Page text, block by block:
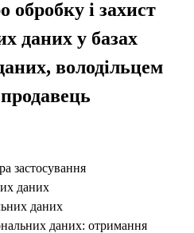
і захист
даних у базах
володільцем
застосування
даних
даних
даних: отримання